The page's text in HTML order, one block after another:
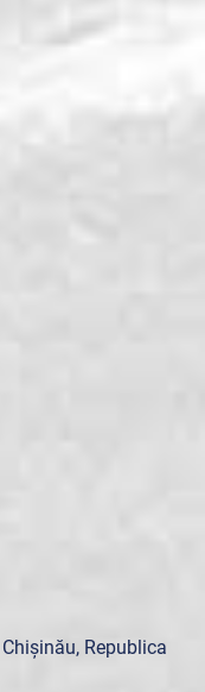
Republica